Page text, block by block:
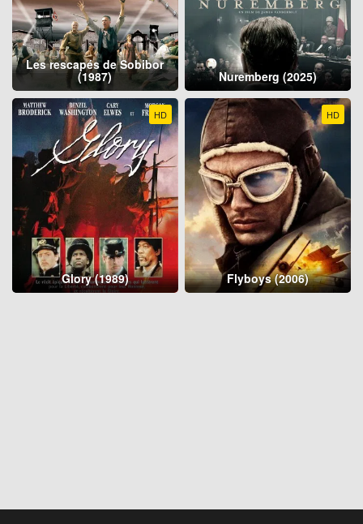
Les rescapés de Sobibor
(1987) Nuremberg (2025)
HD
Glory (1989)
HD
Flyboys (2006)